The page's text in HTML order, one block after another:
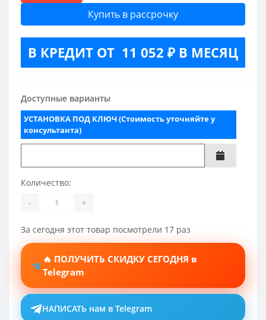
Купить в рассрочку
В КРЕДИТ ОТ 11 052 ₽ В МЕСЯЦ
Доступные варианты
УСТАНОВКА ПОД КЛЮЧ (Стоимость уточняйте у
консультанта)
Количество:
- +
За сегодня этот товар посмотрели 17 раз
🔥 ПОЛУЧИТЬ СКИДКУ СЕГОДНЯ в
Telegram
НАПИСАТЬ нам в Telegram